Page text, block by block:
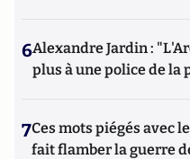
6Alexandre Jardin :
plus à une police de la
7Ces mots piégés avec
fait flamber la guerre